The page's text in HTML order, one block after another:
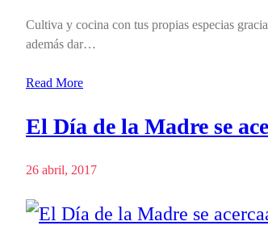
Cultiva y cocina con tus propias especias
además dar…
Read More
El Día de la Madre se
26 abril, 2017